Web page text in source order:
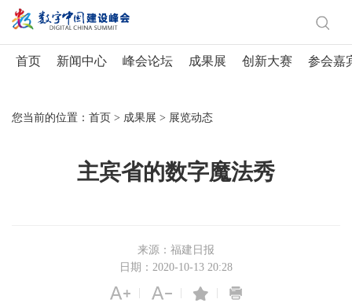
首页 新闻中心 峰会论坛 成果展 创新大赛 参会嘉
您当前的位置： 首页 > 成果展 > 展览动态
主宾省的数字魔法秀
来源：福建日报
日期：2020-10-13 20:28